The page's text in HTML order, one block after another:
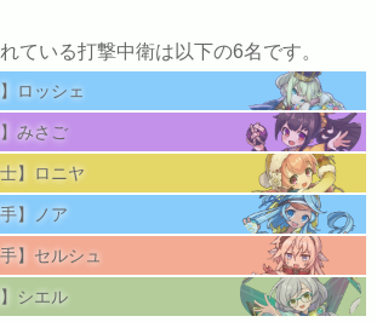
ている打撃中衛は以下の6名です。
ロッシェ
みさご
】ロニヤ
】ノア
】セルシュ
シエル